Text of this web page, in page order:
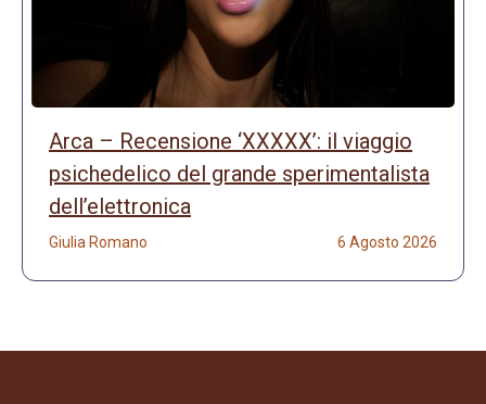
Arca – Recensione ‘XXXXX’: il viaggio
psichedelico del grande sperimentalista
dell’elettronica
Giulia Romano 6 Agosto 2026